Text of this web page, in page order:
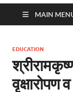
MAIN
EDUCATION
वृक्षारोपण